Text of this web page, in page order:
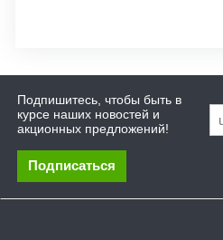
Подпишитесь, чтобы быть в
курсе наших новостей и
акционных предложений!
Подписаться